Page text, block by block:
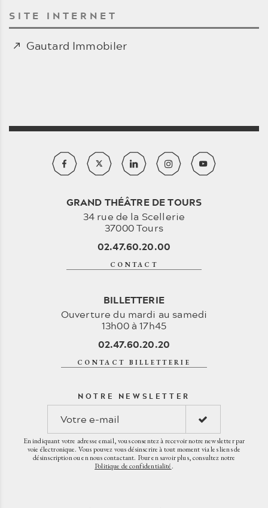
SITE INTERNET
Gautard Immobiler
GRAND THÉÂTRE DE TOURS
34 rue de la Scellerie
37000 Tours
02.47.60.20.00
CONTACT
BILLETTERIE
Ouverture du mardi au samedi
13h00 à 17h45
02.47.60.20.20
CONTACT BILLETTERIE
NOTRE NEWSLETTER
En indiquant votre adresse email, vous consentez à recevoir notre newsletter par
voie électronique. Vous pouvez vous désinscrire à tout moment via les liens de
désinscription ou en nous contactant. Pour en savoir plus, consultez notre
Politique de confidentialité.